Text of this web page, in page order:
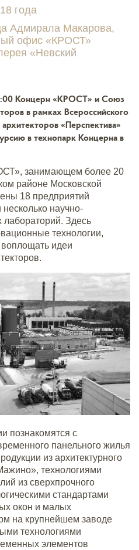
года
Адмирала Макарова,
офис «КРОСТ»
«Невский
Концерн «КРОСТ» и Союз
в рамках Всероссийского
«Перспектива»
в технопарк Концерна в
занимающем более 20
районе Московской
18 предприятий
научно-
лабораторий. Здесь
технологии,
идеи
познакомятся с
панельного жилья
из архитектурного
технологиями
из сверхпрочного
стандартами
окон и малых
на крупнейшем заводе
технологиями
элементов